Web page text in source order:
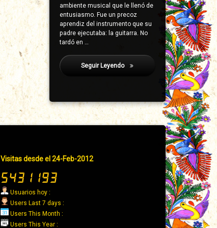
ambiente musical que le llenó de
entusiasmo. Fue un precoz
aprendiz del instrumento que su
padre ejecutaba: la guitarra. No
tardó en …
Seguir Leyendo Galena
de
página
→
Derecha
Visitas desde el 24-Feb-2012
Usuarios hoy :
Users Last 7 days :
Users This Month :
Users This Year :